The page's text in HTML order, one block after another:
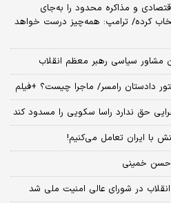
و مذاکره محدود را به‌جای
کرده/ ترامپ: همه‌چیز درست خواهد
مشاور سیاسی رهبر معظم انقلاب
دادستان رامسر/ ماجرا چیست؟ +فیلم
حق ندارد راسا سکویی را مسدود کند
با ایران تعامل می‌کنیم!
خمینی
در شورای عالی امنیت ملی شد